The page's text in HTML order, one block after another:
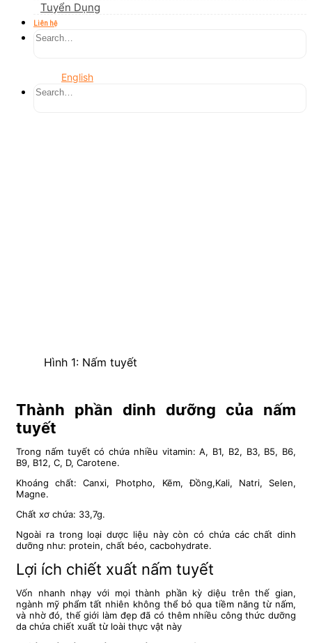
Tuyển Dụng
Liên hệ
English
Hình 1: Nấm tuyết
Thành phần dinh dưỡng của nấm
tuyết
Trong nấm tuyết có chứa nhiều vitamin: A, B1, B2, B3, B5, B6,
B9, B12, C, D, Carotene.
Khoáng chất: Canxi, Photpho, Kẽm, Đồng,Kali, Natri, Selen,
Magne.
Chất xơ chứa: 33,7g.
Ngoài ra trong loại dược liệu này còn có chứa các chất dinh
dưỡng như: protein, chất béo, cacbohydrate.
Lợi ích chiết xuất nấm tuyết
Vốn nhanh nhạy với mọi thành phần kỳ diệu trên thế gian,
ngành mỹ phẩm tất nhiên không thể bỏ qua tiềm năng từ nấm,
và nhờ đó, thế giới làm đẹp đã có thêm nhiều công thức dưỡng
da chứa chiết xuất từ loài thực vật này